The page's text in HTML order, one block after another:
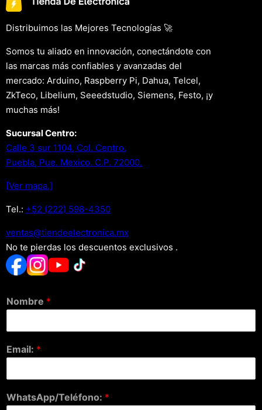
Distribuimos las Mejores Tecnologías 🚀
Somos tu aliado en innovación, conectándote con
las marcas más confiables y avanzadas del
mercado: Arduino, Raspberry Pi, Dahua, Telcel,
ZkTeco, Libelium, Seeedstudio, Siemens, Festo, ¡y
muchas más!
Sucursal Centro:
Calle 3 sur 1104, Col. Centro.
Puebla, Pue. Mexico. C.P. 72000.
[Ver mapa.]
Tel.: +52 (222) 598-4350
xm.acinortceleedneit@satnev
No te pierdas los descuentos exclusivos .
Nombre *
Email: *
WhatsApp/Teléfono: *